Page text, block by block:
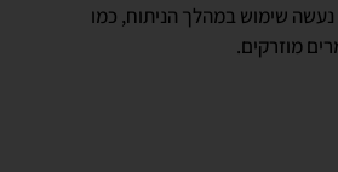
שימוש במהלך הניתוח, כמו
מוזרקים.